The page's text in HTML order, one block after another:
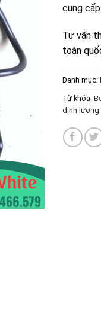
cung
Tư vấn
toàn
Danh mục:
Từ khóa:
định lượng